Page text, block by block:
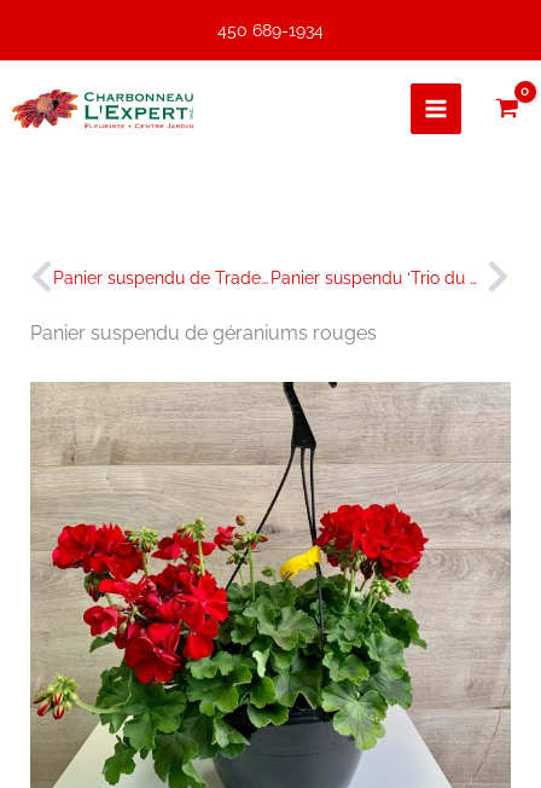
contenu
450 689-1934
Précédent Panier suspendu de Tradescantia Panier suspendu ‘Trio du Canadien’
Panier suspendu de géraniums rouges